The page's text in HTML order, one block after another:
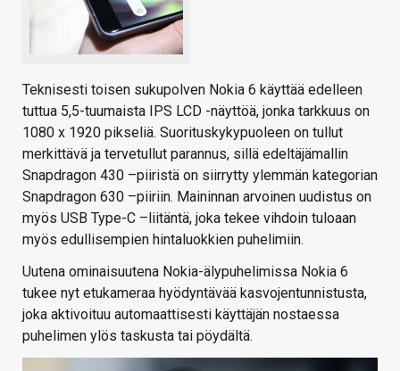
Teknisesti toisen sukupolven Nokia 6 käyttää edelleen
tuttua 5,5-tuumaista IPS LCD -näyttöä, jonka tarkkuus on
1080 x 1920 pikseliä. Suorituskykypuoleen on tullut
merkittävä ja tervetullut parannus, sillä edeltäjämallin
Snapdragon 430 –piiristä on siirrytty ylemmän kategorian
Snapdragon 630 –piiriin. Maininnan arvoinen uudistus on
myös USB Type-C –liitäntä, joka tekee vihdoin tuloaan
myös edullisempien hintaluokkien puhelimiin.
Uutena ominaisuutena Nokia-älypuhelimissa Nokia 6
tukee nyt etukameraa hyödyntävää kasvojentunnistusta,
joka aktivoituu automaattisesti käyttäjän nostaessa
puhelimen ylös taskusta tai pöydältä.